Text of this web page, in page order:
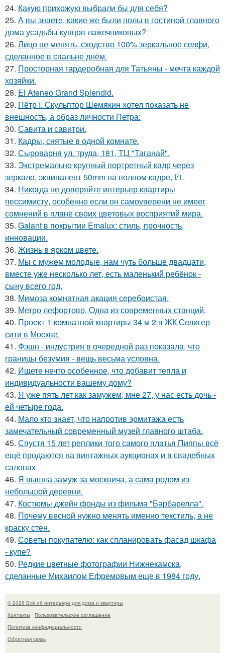
24. Какую прихожую выбрали бы для себя?
25. А вы знаете, какие же были полы в гостиной главного
дома усадьбы купцов лажечниковых?
26. Лицо не менять, сходство 100% зеркальное селфи,
сделанное в спальне днём.
27. Просторная гардеробная для Татьяны - мечта каждой
хозяйки.
28. El Ateneo Grand Splendid.
29. Пётр I. Скульптор Шемякин хотел показать не
внешность, а образ личности Петра:
30. Савита и савитри.
31. Кадры, снятые в одной комнате.
32. Сыроварня ул. труда, 181, ТЦ "Таганай".
33. Экстремально крупный портретный кадр через
зеркало, эквивалент 50mm на полном кадре, f/1.
34. Никогда не доверяйте интерьер квартиры
пессимисту, особенно если он самоуверени не имеет
сомнений в плане своих цветовых восприятий мира.
35. Galant в покрытии Emalux: стиль, прочность,
инновации.
36. Жизнь в ярком цвете.
37. Мы с мужем молодые, нам чуть больше двадцати,
вместе уже несколько лет, есть маленький ребёнок -
сыну всего год.
38. Мимоза комнатная акация серебристая.
39. Метро лефортово. Одна из современных станций.
40. Проект 1-комнатной квартиры 34 м 2 в ЖК Селигер
сити в Москве.
41. Фэшн - индустрия в очередной раз показала, что
границы безумия - вещь весьма условна.
42. Ищете нечто особенное, что добавит тепла и
индивидуальности вашему дому?
43. Я уже пять лет как замужем, мне 27, у нас есть дочь -
ей четыре года.
44. Мало кто знает, что напротив эрмитажа есть
замечательный современный музей главного штаба.
45. Спустя 15 лет реплики того самого платья Пиппы всё
ещё продаются на винтажных аукционах и в свадебных
салонах.
46. Я вышла замуж за москвича, а сама родом из
небольшой деревни.
47. Костюмы джейн фонды из фильма "Барбарелла".
48. Почему весной нужно менять именно текстиль, а не
краску стен.
49. Советы покупателю: как спланировать фасад шкафа
- купе?
50. Редкие цветные фотографии Нижнекамска,
сделанные Михаилом Ефремовым еще в 1984 году.
© 2026 Всё об интерьере для дома и квартиры
Контакты
Пользовательское соглашение
Политика конфидециальности
Обратная связь